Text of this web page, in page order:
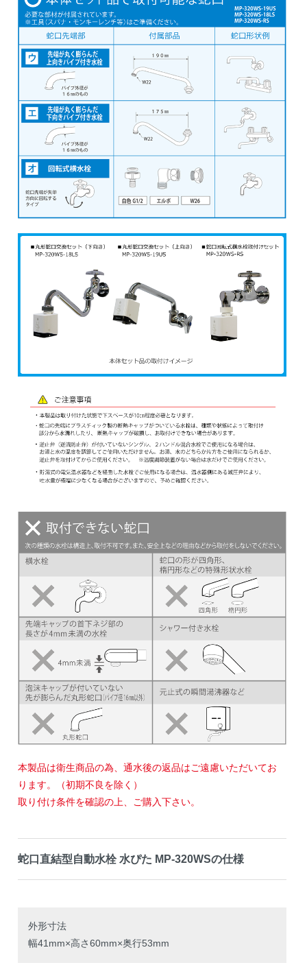
本製品は衛生商品の為、通水後の返品はご遠慮いただいてお
ります。（初期不良を除く）
取り付け条件を確認の上、ご購入下さい。
蛇口直結型自動水栓 水ぴた MP-320WSの仕様
外形寸法
幅41mm×高さ60mm×奥行53mm